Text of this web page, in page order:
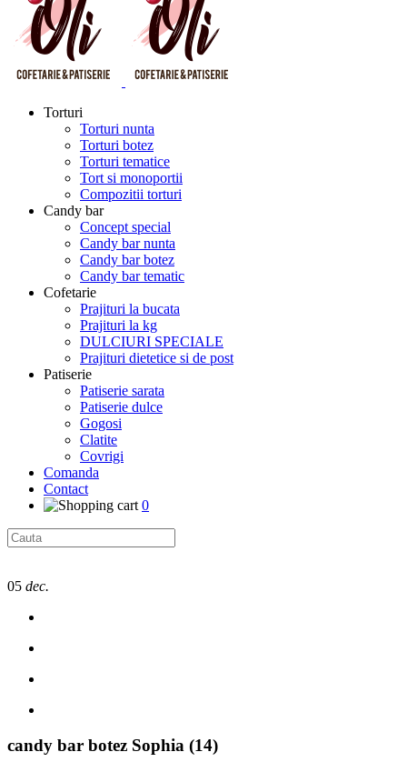
Torturi
Torturi nunta
Torturi botez
Torturi tematice
Tort si monoportii
Compozitii torturi
Candy bar
Concept special
Candy bar nunta
Candy bar botez
Candy bar tematic
Cofetarie
Prajituri la bucata
Prajituri la kg
DULCIURI SPECIALE
Prajituri dietetice si de post
Patiserie
Patiserie sarata
Patiserie dulce
Gogosi
Clatite
Covrigi
Comanda
Contact
0
05 dec.
candy bar botez Sophia (14)